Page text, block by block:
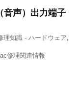
音声）出力端子
理知識 - ハードウェア,
修理関連情報